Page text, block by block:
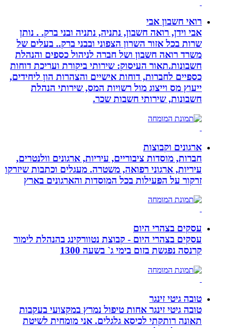
רואי חשבון אבי
אבי וידן, רואה חשבון, נתניה, נתניה ובני ברק. . נותן
שרות בכל אזור השרון הצפוני ובבני ברק.. בעלים של
משרד רואה חשבון ושל חברה לניהול כספים והנהלת
חשבונות.תאור העיסוק: שירותי ביקורת ועריכת דוחות
כספיים לחברות, דוחות אישיים והצהרות הון ליחידים,
ייעוץ מס וייצוג מול רשויות המס, שירותי הנהלת
חשבונות, שירותי חשבות שכר.
ארגונים וקבוצות
חברות, מוסדות ציבוריים, עיריות, ארגונים וולנטרים,
עיריות, ארגוני רפואה, משטרה. מעגלים וכתבות שיזרקו
זרקור על הפעילות בכל המוסדות והארגונים בארץ
עסקים בצהרי היום
עסקים בצהרי היום - קבוצת נטוורקינג בהנהלת לימור
קרנסה נפגשת בזום בימי ג` בשעה 1300
טובה גיטי זינגר
טובה גיטי זינגר אחות טיפול נמרץ במקצועי בעקבות
תאונה רותקתי לכיסא גלגלים. אני מומחית לשיטת